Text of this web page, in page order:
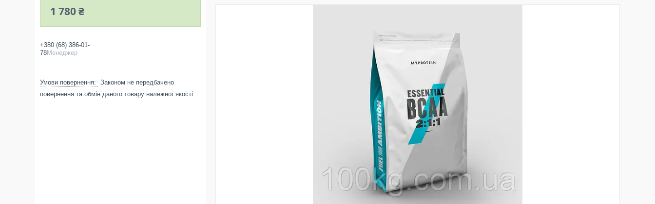
1 780 ₴
+380 (68) 386-01-
78Менеджер
Законом не передбачено
повернення та обмін даного товару належної якості